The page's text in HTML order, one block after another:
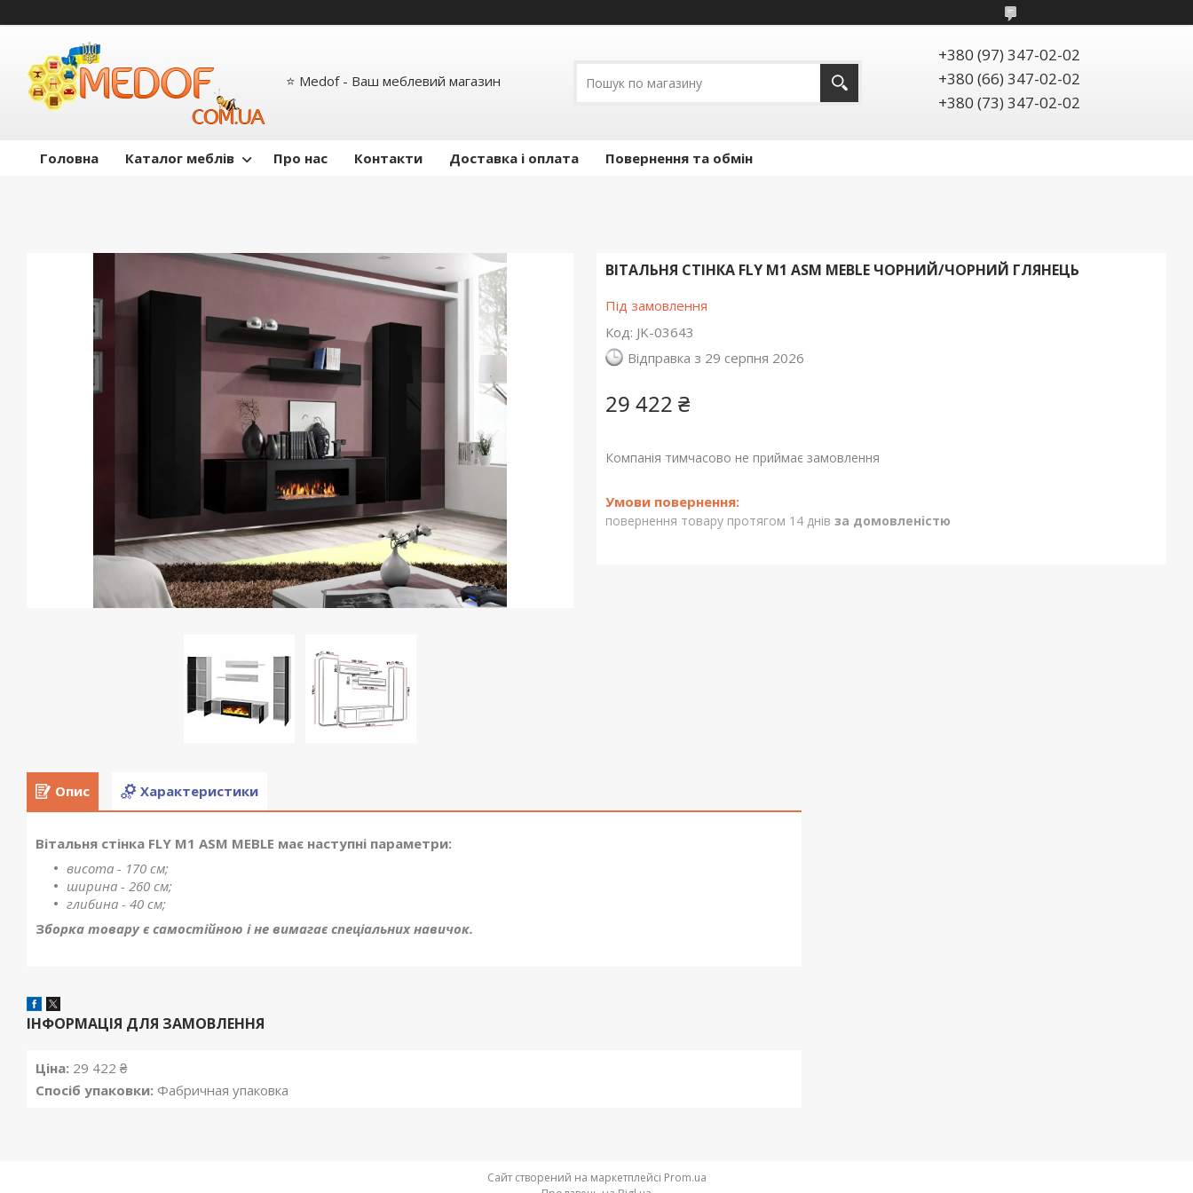
⭐ Medof - Ваш меблевий магазин
+380 (97) 347-02-02
+380 (66) 347-02-02
+380 (73) 347-02-02
Головна Каталог меблів Про нас Контакти Доставка і оплата Повернення та обмін
ВІТАЛЬНЯ СТІНКА FLY M1 ASM MEBLE ЧОРНИЙ/ЧОРНИЙ ГЛЯНЕЦЬ
Під замовлення
Код: JK-03643
Відправка з 29 серпня 2026
29 422 ₴
Компанія тимчасово не приймає замовлення
повернення товару протягом 14 днів за домовленістю
Опис Характеристики
Вітальня стінка FLY M1 ASM MEBLE має наступні параметри:
висота - 170 см;
ширина - 260 см;
глибина - 40 см;
Зборка товару є самостійною і не вимагає спеціальних навичок.
ІНФОРМАЦІЯ ДЛЯ ЗАМОВЛЕННЯ
Ціна: 29 422 ₴
Спосіб упаковки: Фабричная упаковка
Сайт створений на маркетплейсі Prom.ua